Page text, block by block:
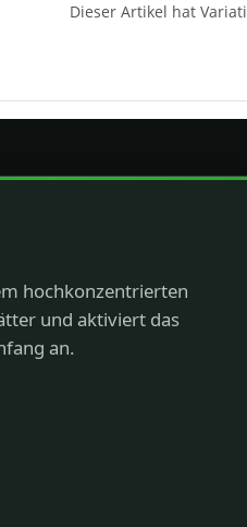
Dieser Artikel hat
hochkonzentrierten
und aktiviert das
an.